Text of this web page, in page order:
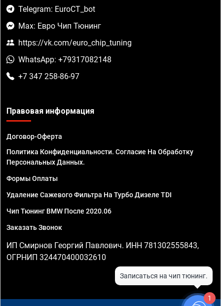
Telegram: EuroCT_bot
Max: Евро Чип Тюнинг
https://vk.com/euro_chip_tuning
WhatsApp: +79317082148
+7 347 258-86-97
Правовая информация
Договор-Оферта
Политика Конфиденциальности. Согласие На Обработку
Персональных Данных.
Формы Оплаты
Удаление Сажевого Фильтра На Турбо Дизеле TDI
Чип Тюнинг BMW После 2020.06
Заказать Звонок
ИП Смирнов Георгий Павлович. ИНН 781302555843,
ОГРНИП 324470400032610
1